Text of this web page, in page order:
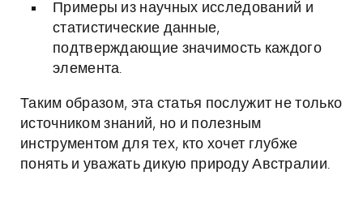
Примеры из научных исследований и
статистические данные,
подтверждающие значимость каждого
элемента.
Таким образом, эта статья послужит не только
источником знаний, но и полезным
инструментом для тех, кто хочет глубже
понять и уважать дикую природу Австралии.